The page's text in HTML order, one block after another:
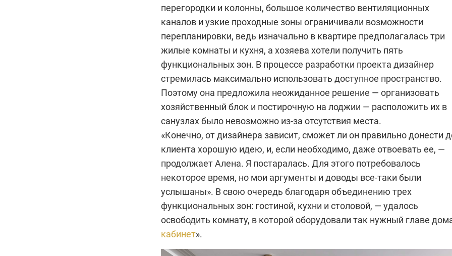
перегородки и колонны, большое количество вентиляционных
каналов и узкие проходные зоны ограничивали возможности
перепланировки, ведь изначально в квартире предполагалась три
жилые комнаты и кухня, а хозяева хотели получить пять
функциональных зон. В процессе разработки проекта дизайнер
стремилась максимально использовать доступное пространство.
Поэтому она предложила неожиданное решение — организовать
хозяйственный блок и постирочную на лоджии — расположить их в
санузлах было невозможно из-за отсутствия места.
«Конечно, от дизайнера зависит, сможет ли он правильно донести
клиента хорошую идею, и, если необходимо, даже отвоевать ее, —
продолжает Алена. Я постаралась. Для этого потребовалось
некоторое время, но мои аргументы и доводы все-таки были
услышаны». В свою очередь благодаря объединению трех
функциональных зон: гостиной, кухни и столовой, — удалось
освободить комнату, в которой оборудовали так нужный главе
кабинет».